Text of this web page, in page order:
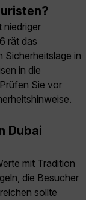
niedriger
rät das
Sicherheitslage in
in die
Sie vor
Dubai
mit Tradition
die Besucher
sollte